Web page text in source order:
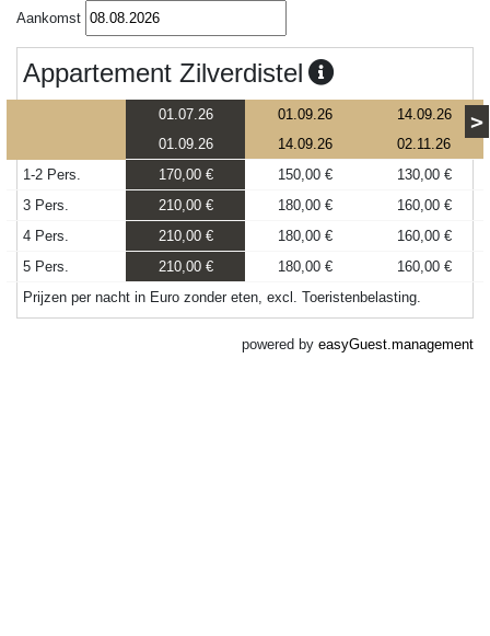
Aankomst
Appartement Zilverdistel
>
01.07.26
01.09.26
01.09.26
14.09.26
14.09.26
02.11.26
1-2 Pers.
170,00 € 150,00 €
130,00 €
3 Pers.
210,00 € 180,00 €
160,00 €
4 Pers.
210,00 € 180,00 €
160,00 €
5 Pers.
210,00 € 180,00 €
160,00 €
Prijzen per nacht in Euro zonder eten, excl. Toeristenbelasting.
powered by easyGuest.management